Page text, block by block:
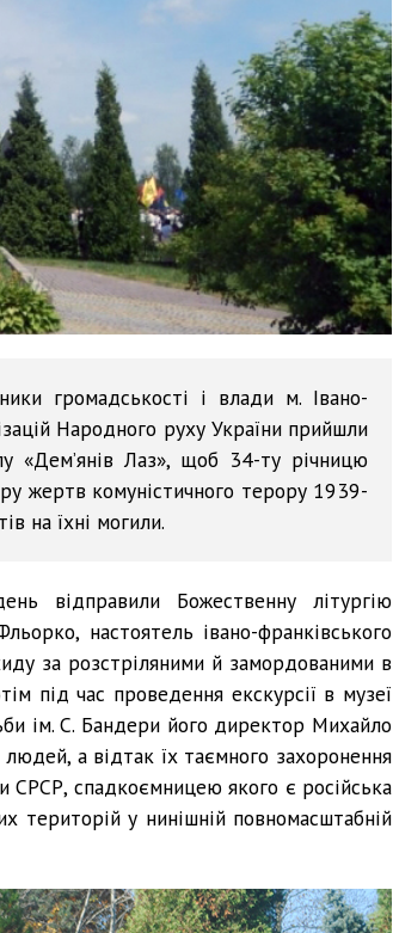
громадськості і влади м. Івано-
Народного руху України прийшли
«Дем’янів Лаз», щоб 34-ту річницю
жертв комуністичного терору 1939-
на їхні могили.
відправили Божественну літургію
настоятель івано-франківського
за розстріляними й замордованими в
під час проведення екскурсії в музеї
ім. С. Бандери його директор Михайло
а відтак їх таємного захоронення
СРСР, спадкоємницею якого є російська
територій у нинішній повномасштабній